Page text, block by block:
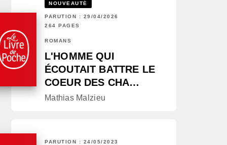
NOUVEAUTÉ
PARUTION : 29/04/2026
264 PAGES
ROMANS
L'HOMME QUI
ÉCOUTAIT BATTRE LE
COEUR DES CHA…
Mathias Malzieu
PARUTION : 24/05/2023